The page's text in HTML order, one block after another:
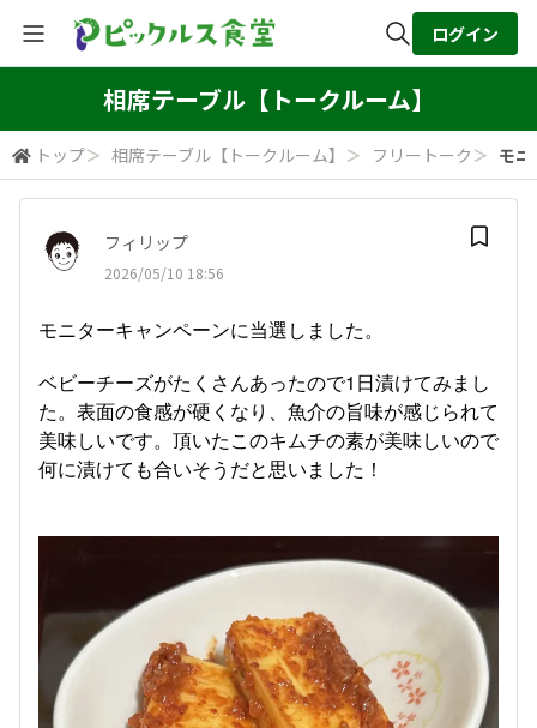
全体検索
検索
ログイン
相席テーブル【トークルーム】
トップ＞ 相席テーブル【トークルーム】 ＞ フリートーク ＞ モ
フィリップ
2026/05/10 18:56
モニターキャンペーンに当選しました。
ベビーチーズがたくさんあったので1日漬けてみまし
た。表面の食感が硬くなり、魚介の旨味が感じられて
美味しいです。頂いたこのキムチの素が美味しいので
何に漬けても合いそうだと思いました！